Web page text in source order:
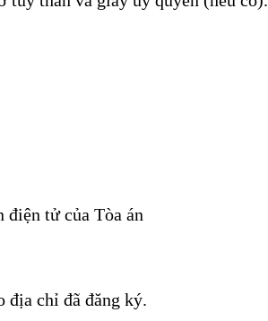
điện tử của Tòa án
địa chỉ đã đăng ký.